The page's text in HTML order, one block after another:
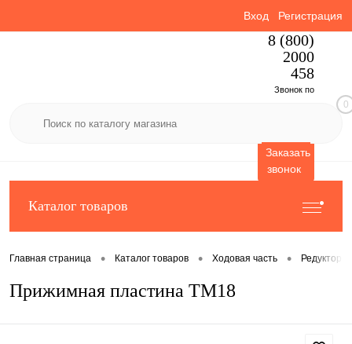
Вход Регистрация
8 (800)
2000
458
Звонок по
Заказать
звонок
0
Каталог товаров
Главная страница • Каталог товаров • Ходовая часть • Редукторы
Прижимная пластина TM18